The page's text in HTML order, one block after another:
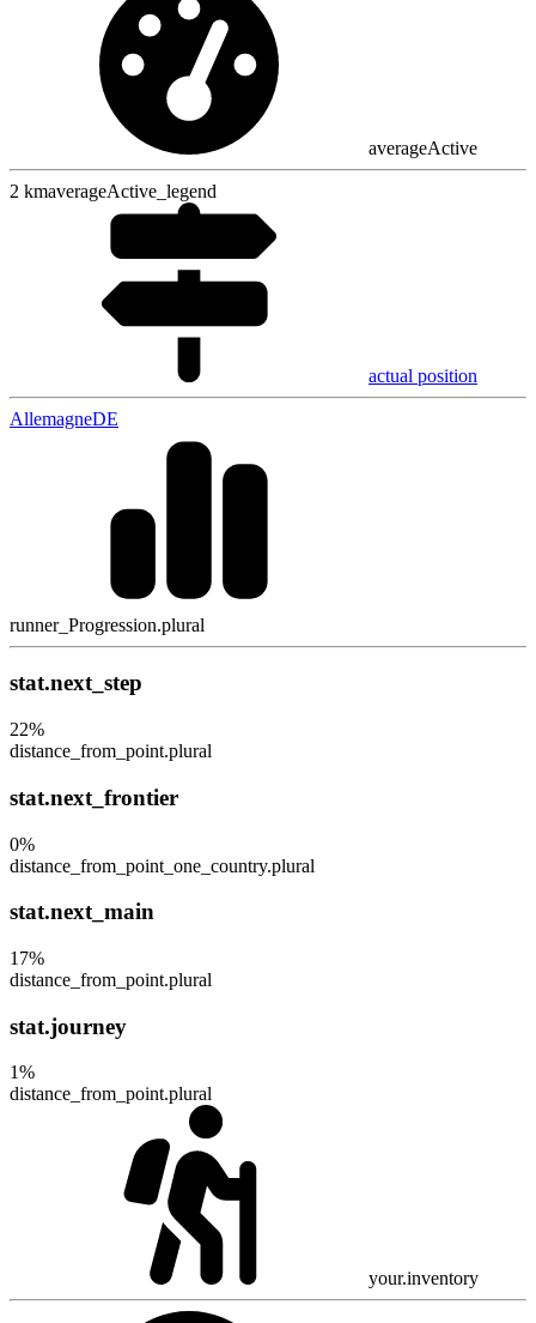
averageActive
2 kmaverageActive_legend
actual position
AllemagneDE
runner_Progression.plural
stat.next_step
22%
distance_from_point.plural
stat.next_frontier
0%
distance_from_point_one_country.plural
stat.next_main
17%
distance_from_point.plural
stat.journey
1%
distance_from_point.plural
your.inventory